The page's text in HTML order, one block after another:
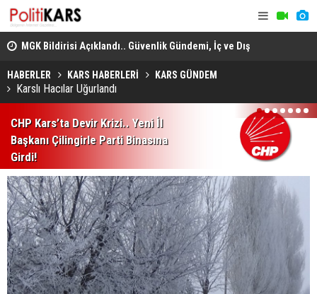
MGK Bildirisi Açıklandı.. Güvenlik Gündemi, İç ve Dış
Politika Başlıkları Değerlendirildi!
Domuz Sanıp Ateş Etti, Babasının Ölümüne Neden Oldu
HABERLER KARS HABERLERİ KARS GÜNDEM
Karslı Hacılar Uğurlandı
CHP Kars’ta Devir Krizi.. Yeni İl
Başkanı Çilingirle Parti Binasına
Girdi!
1 2 3 4 5 6 7